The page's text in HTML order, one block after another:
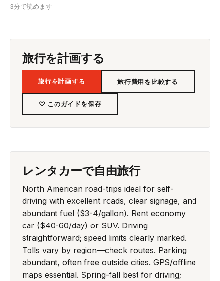
3分で読めます
旅行を計画する
旅行を計画する 旅行費用を比較する
♡ このガイドを保存
レンタカーで自由旅行
North American road-trips ideal for self-
driving with excellent roads, clear signage, and
abundant fuel ($3-4/gallon). Rent economy
car ($40-60/day) or SUV. Driving
straightforward; speed limits clearly marked.
Tolls vary by region—check routes. Parking
abundant, often free outside cities. GPS/offline
maps essential. Spring-fall best for driving;